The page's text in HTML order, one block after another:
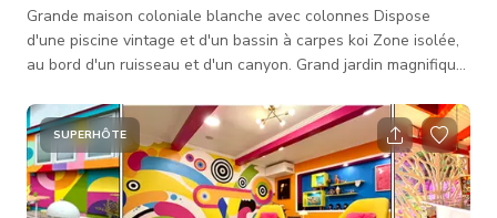
Grande maison coloniale blanche avec colonnes Dispose
d'une piscine vintage et d'un bassin à carpes koi Zone isolée,
au bord d'un ruisseau et d'un canyon. Grand jardin magnifique.
SUPERHÔTE